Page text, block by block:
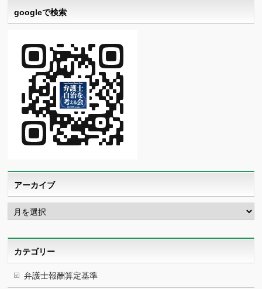
googleで検索
アーカイブ
ア
ー
カ
カテゴリー
弁護士報酬算定基準